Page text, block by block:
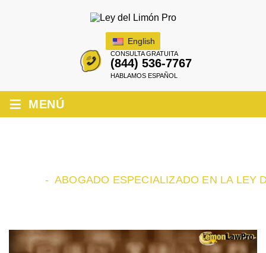
English
CONSULTA GRATUITA
(844) 536-7767
HABLAMOS ESPAÑOL
≡ MENÚ
-ABOGADO ESPECIALIZADO EN LA LEY